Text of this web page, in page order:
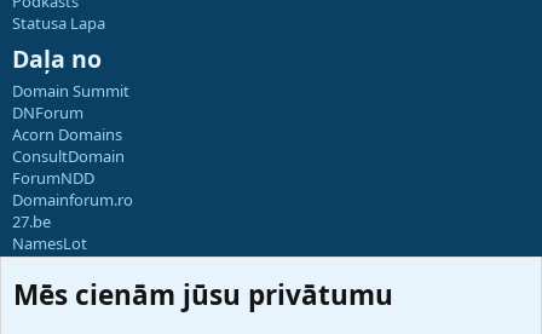
Statusa Lapa
Daļa no
Domain Summit
DNForum
Acorn Domains
ConsultDomain
ForumNDD
Domainforum.ro
27.be
NamesLot
Hostmaria
Atbalsts
Mēs cienām jūsu privātumu